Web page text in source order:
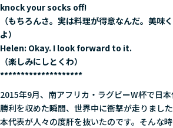
knock your socks off!
（もちろんさ。実は料理が得意なんだ。美味
よ）
Helen: Okay. I look forward to it.
（楽しみにしとくわ）
********************
2015年9月、南アフリカ・ラグビーW杯で日
勝利を収めた瞬間、世界中に衝撃が走りまし
本代表が人々の度肝を抜いたのです。そんな